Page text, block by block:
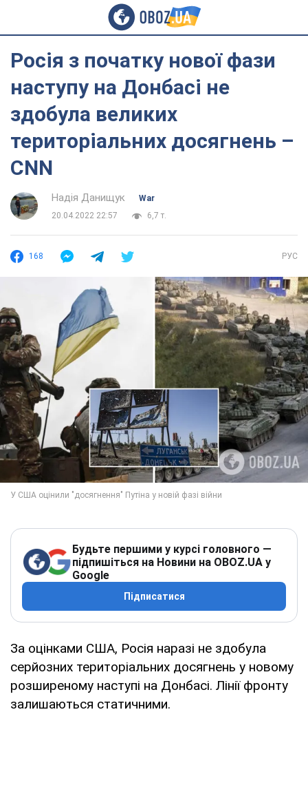
Росія з початку нової фази
наступу на Донбасі не
здобула великих
територіальних досягнень –
CNN
Надія Данищук
War
20.04.2022 22:57
6,7 т.
168 РУС
Будьте першими у курсі головного —
підпишіться на Новини на OBOZ.UA у
Google
Підписатися
За оцінками США, Росія наразі не здобула
серйозних територіальних досягнень у новому
розширеному наступі на Донбасі. Лінії фронту
залишаються статичними.